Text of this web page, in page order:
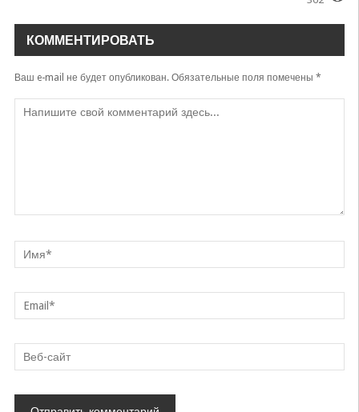
КОММЕНТИРОВАТЬ
Ваш e-mail не будет опубликован.Обязательные поля помечены *